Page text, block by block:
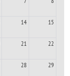
14 15
21 22
28 29